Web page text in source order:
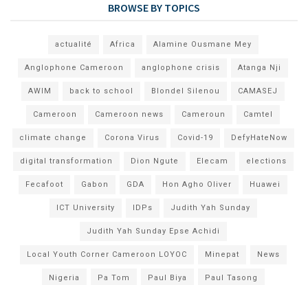
BROWSE BY TOPICS
actualité Africa Alamine Ousmane Mey
Anglophone Cameroon anglophone crisis Atanga Nji
AWIM back to school Blondel Silenou CAMASEJ
Cameroon Cameroon news Cameroun Camtel
climate change Corona Virus Covid-19 DefyHateNow
digital transformation Dion Ngute Elecam elections
Fecafoot Gabon GDA Hon Agho Oliver Huawei
ICT University IDPs Judith Yah Sunday
Judith Yah Sunday Epse Achidi
Local Youth Corner Cameroon LOYOC Minepat News
Nigeria Pa Tom Paul Biya Paul Tasong